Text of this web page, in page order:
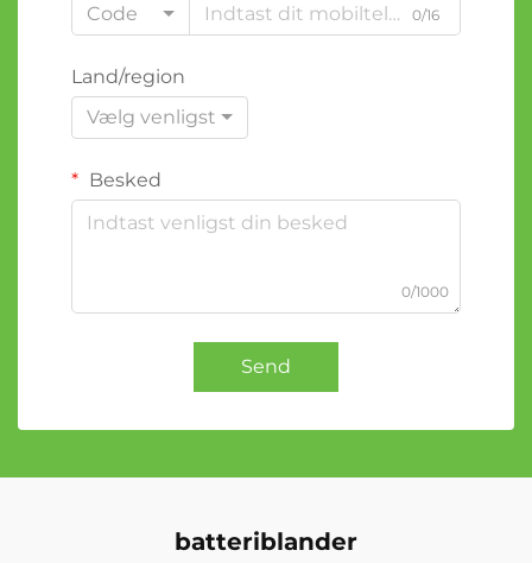
Code
0/16
Land/region
Vælg venligst
Besked
0/1000
Send
batteriblander